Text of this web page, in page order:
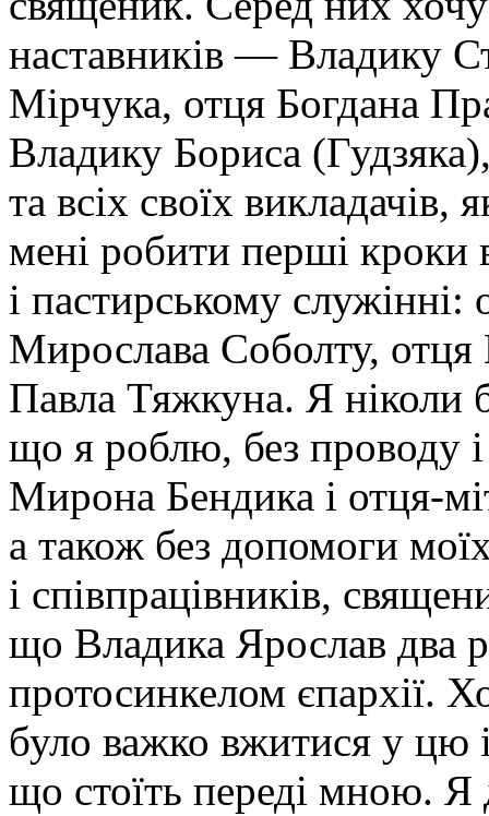
наставників — Владику
Мірчука, отця Богдана
Владику Бориса
та всіх своїх викладачів,
мені робити перші
і пастирському
Мирослава Соболту,
Павла Тяжкуна. Я ніколи
що я роблю, без проводу
Мирона Бендика і отця-
а також без допомоги
і співпрацівників,
що Владика Ярослав два
протосинкелом єпархії.
було важко вжитися у цю
що стоїть переді мною. Я